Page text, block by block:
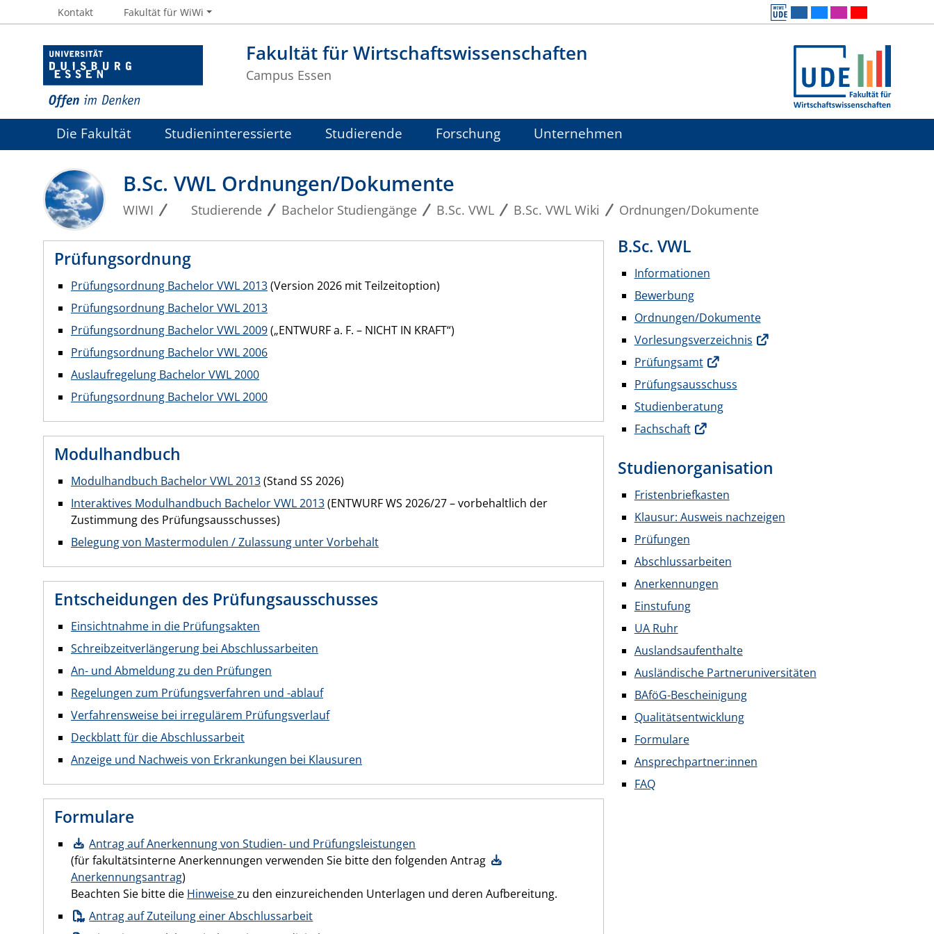
Fakultät für Wirtschaftswissenschaften
Campus Essen
Kontakt Fakultät für WiWi
Die Fakultät Studieninteressierte Studierende Forschung Unternehmen
B.Sc. VWL Ordnungen/Dokumente
WIWI Studierende Bachelor Studiengänge B.Sc. VWL B.Sc. VWL Wiki Ordnungen/Dokumente
Prüfungsordnung
Prüfungsordnung Bachelor VWL 2013(Version 2026 mit Teilzeitoption)
Prüfungsordnung Bachelor VWL 2013
Prüfungsordnung Bachelor VWL 2009(„ENTWURF a. F. – NICHT IN KRAFT“)
Prüfungsordnung Bachelor VWL 2006
Auslaufregelung Bachelor VWL 2000
Prüfungsordnung Bachelor VWL 2000
Modulhandbuch
Modulhandbuch Bachelor VWL 2013(Stand SS 2026)
Interaktives Modulhandbuch Bachelor VWL 2013(ENTWURF WS 2026/27 – vorbehaltlich der
Zustimmung des Prüfungsausschusses)
Belegung von Mastermodulen / Zulassung unter Vorbehalt
Entscheidungen des Prüfungsausschusses
Einsichtnahme in die Prüfungsakten
Schreibzeitverlängerung bei Abschlussarbeiten
An- und Abmeldung zu den Prüfungen
Regelungen zum Prüfungsverfahren und -ablauf
Verfahrensweise bei irregulärem Prüfungsverlauf
Deckblatt für die Abschlussarbeit
Anzeige und Nachweis von Erkrankungen bei Klausuren
Formulare
Antrag auf Anerkennung von Studien- und Prüfungsleistungen
(für fakultätsinterne Anerkennungen verwenden Sie bitte den folgenden Antrag
Anerkennungsantrag)
Beachten Sie bitte die Hinweisezu den einzureichenden Unterlagen und deren Aufbereitung.
Antrag auf Zuteilung einer Abschlussarbeit
B.Sc. VWL
Informationen
Bewerbung
Ordnungen/Dokumente
Vorlesungsverzeichnis
Prüfungsamt
Prüfungsausschuss
Studienberatung
Fachschaft
Studienorganisation
Fristenbriefkasten
Klausur: Ausweis nachzeigen
Prüfungen
Abschlussarbeiten
Anerkennungen
Einstufung
UA Ruhr
Auslandsaufenthalte
Ausländische Partneruniversitäten
BAföG-Bescheinigung
Qualitätsentwicklung
Formulare
Ansprechpartner:innen
FAQ